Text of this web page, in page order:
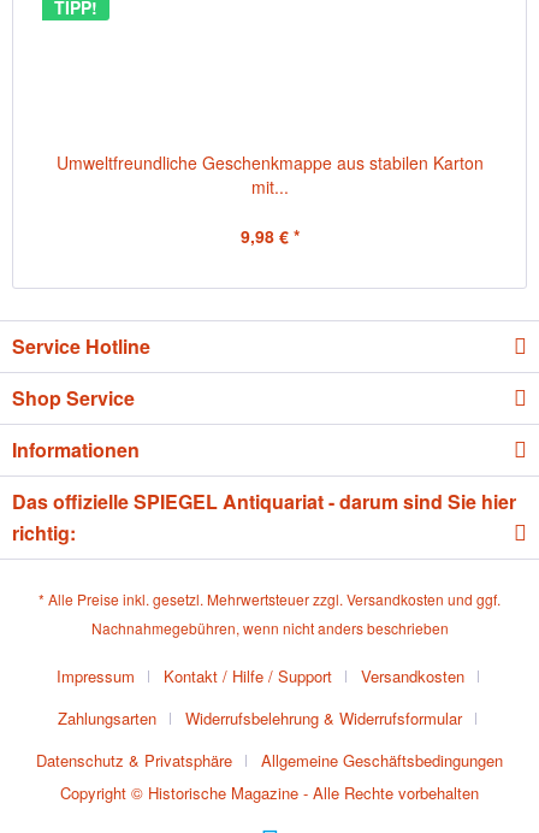
TIPP!
Umweltfreundliche Geschenkmappe aus stabilen Karton
mit...
9,98 € *
Service Hotline
Shop Service
Informationen
Das offizielle SPIEGEL Antiquariat - darum sind Sie hier
richtig:
* Alle Preise inkl. gesetzl. Mehrwertsteuer zzgl. Versandkosten und ggf.
Nachnahmegebühren, wenn nicht anders beschrieben
Impressum Kontakt / Hilfe / Support
Versandkosten
Zahlungsarten
Widerrufsbelehrung & Widerrufsformular
Datenschutz & Privatsphäre
Allgemeine Geschäftsbedingungen
Copyright © Historische Magazine - Alle Rechte vorbehalten